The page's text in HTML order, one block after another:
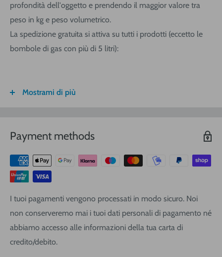
profondità dell'oggetto e prendendo il maggior valore tra
peso in kg e peso volumetrico.
La spedizione gratuita si attiva su tutti i prodotti (eccetto le
bombole di gas con più di 5 litri):
FASCIA DI
1-3(kg o m3 € 8,90 € 10,40 € 10,40
3-5(kg o
5-10(kg om 3) € 11,25 € 14,20 € 17,10
10-20 € 16,20 € 19,00 € 22,80
20-30(kg o
Mostrami di più
Payment methods
I tuoi pagamenti vengono processati in modo sicuro. Noi
non conserveremo mai i tuoi dati personali di pagamento né
abbiamo accesso alle informazioni della tua carta di
credito/debito.